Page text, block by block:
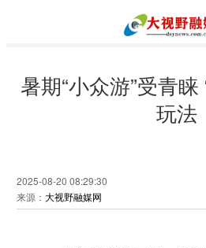
暑期“小众游”受青睐
玩法
2025-08-20 08:29:30
来源： 大视野融媒网